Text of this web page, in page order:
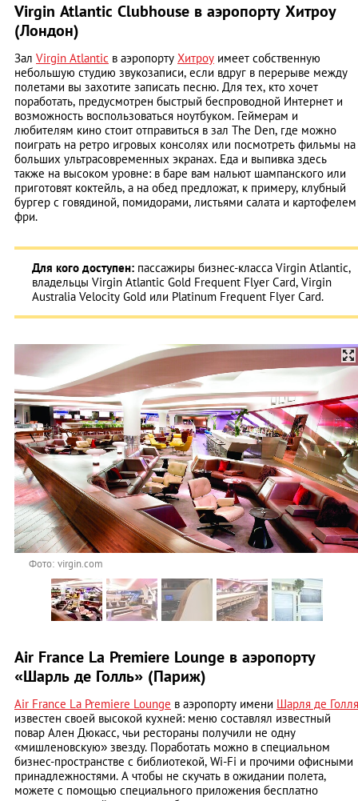
Virgin Atlantic Clubhouse в аэропорту Хитроу
(Лондон)
Зал Virgin Atlantic в аэропорту Хитроу имеет собственную
небольшую студию звукозаписи, если вдруг в перерыве между
полетами вы захотите записать песню. Для тех, кто хочет
поработать, предусмотрен быстрый беспроводной Интернет и
возможность воспользоваться ноутбуком. Геймерам и
любителям кино стоит отправиться в зал The Den, где можно
поиграть на ретро игровых консолях или посмотреть фильмы на
больших ультрасовременных экранах. Еда и выпивка здесь
также на высоком уровне: в баре вам нальют шампанского или
приготовят коктейль, а на обед предложат, к примеру, клубный
бургер с говядиной, помидорами, листьями салата и картофелем
фри.
Для кого доступен: пассажиры бизнес-класса Virgin Atlantic,
владельцы Virgin Atlantic Gold Frequent Flyer Card, Virgin
Australia Velocity Gold или Platinum Frequent Flyer Card.
Фото: virgin.com
Air France La Premiere Lounge в аэропорту
«Шарль де Голль» (Париж)
Air France La Premiere Lounge в аэропорту имени Шарля де Голля
известен своей высокой кухней: меню составлял известный
повар Ален Дюкасс, чьи рестораны получили не одну
«мишленовскую» звезду. Поработать можно в специальном
бизнес-пространстве с библиотекой, Wi-Fi и прочими офисными
принадлежностями. А чтобы не скучать в ожидании полета,
можете с помощью специального приложения бесплатно